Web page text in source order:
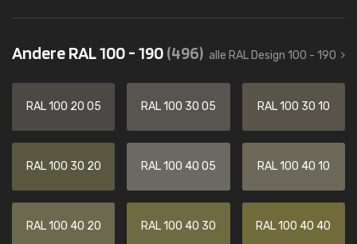
Andere RAL 100 - 190(496) alle RAL Design 100 - 190
RAL 100 20 05 RAL 100 30 05 RAL 100 30 10
RAL 100 30 20 RAL 100 40 05 RAL 100 40 10
RAL 100 40 20 RAL 100 40 30 RAL 100 40 40